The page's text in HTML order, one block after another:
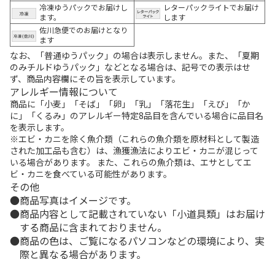
冷凍ゆうパックでお届けし
ます。
レターパックライトでお届け
します
佐川急便でのお届けとなり
ます
なお、「普通ゆうパック」の場合は表示しません。また、「夏期
のみチルドゆうパック」などとなる場合は、記号での表示はせ
ず、商品内容欄にその旨を表示しています。
アレルギー情報について
商品に「小麦」「そば」「卵」「乳」「落花生」「えび」「か
に」「くるみ」のアレルギー特定8品目を含んでいる場合に品目名
を表示します。
※エビ・カニを除く魚介類（これらの魚介類を原材料として製造
された加工品も含む）は、漁獲漁法によりエビ・カニが混じって
いる場合があります。 また、これらの魚介類は、エサとしてエ
ビ・カニを食べている可能性があります。
その他
商品写真はイメージです。
商品内容として記載されていない「小道具類」はお届け
する商品に含まれておりません。
商品の色は、ご覧になるパソコンなどの環境により、実
際と異なる場合があります。